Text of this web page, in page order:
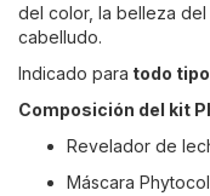
del color, la belleza
cabelludo.
Indicado para todo
Composición del kit
Revelador de
Máscara